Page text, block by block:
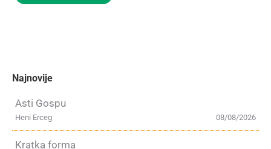
Najnovije
Asti Gospu
08/08/2026
Heni Erceg
Kratka forma